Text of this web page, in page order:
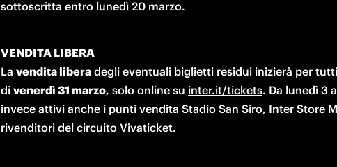
sottoscritta entro lunedì 20 marzo.
VENDITA LIBERA
La vendita libera degli eventuali biglietti residui inizierà per
di venerdì 31 marzo, solo online su inter.it/tickets. Da lunedì 3
invece attivi anche i punti vendita Stadio San Siro, Inter Store
rivenditori del circuito Vivaticket.